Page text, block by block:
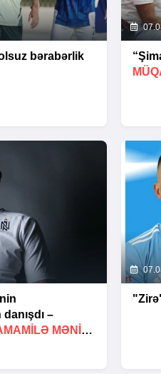
bərabərlik
–
MƏNIM